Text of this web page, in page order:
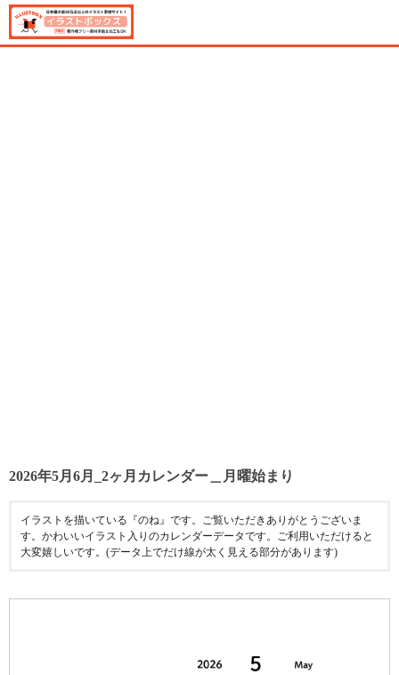
2026年5月6月_2ヶ月カレンダー＿月曜始まり
イラストを描いている『のね』です。ご覧いただきありがとうございま
す。かわいいイラスト入りのカレンダーデータです。ご利用いただけると
大変嬉しいです。(データ上でだけ線が太く見える部分があります)